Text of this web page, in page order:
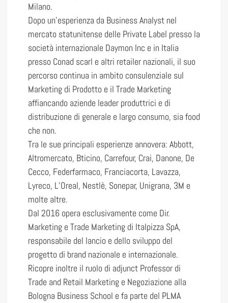
Milano.
Dopo un’esperienza da Business Analyst nel
mercato statunitense delle Private Label presso la
società internazionale Daymon Inc e in Italia
presso Conad scarl e altri retailer nazionali, il suo
percorso continua in ambito consulenziale sul
Marketing di Prodotto e il Trade Marketing
affiancando aziende leader produttrici e di
distribuzione di generale e largo consumo, sia food
che non.
Tra le sue principali esperienze annovera: Abbott,
Altromercato, Bticino, Carrefour, Crai, Danone, De
Cecco, Federfarmaco, Franciacorta, Lavazza,
Lyreco, L’Oreal, Nestlè, Sonepar, Unigrana, 3M e
molte altre.
Dal 2016 opera esclusivamente come Dir.
Marketing e Trade Marketing di Italpizza SpA,
responsabile del lancio e dello sviluppo del
progetto di brand nazionale e internazionale.
Ricopre inoltre il ruolo di adjunct Professor di
Trade and Retail Marketing e Negoziazione alla
Bologna Business School e fa parte del PLMA